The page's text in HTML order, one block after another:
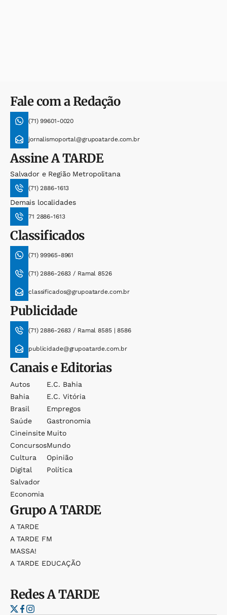
Fale com a Redação
(71) 99601-0020
jornalismoportal@grupoatarde.com.br
AssineA TARDE
Salvador e Região Metropolitana
(71) 2886-1613
Demais localidades
71 2886-1613
Classificados
(71) 99965-8961
(71) 2886-2683 / Ramal 8526
classificados@grupoatarde.com.br
Publicidade
(71) 2886-2683 / Ramal 8585 | 8586
publicidade@grupoatarde.com.br
Canais e Editorias
Autos
Bahia
Brasil
Saúde
Cineinsite
Concursos
Cultura
Digital
Salvador
Economia
E.c. Bahia
E.c. Vitória
Empregos
Gastronomia
Muito
Mundo
Opinião
Política
GrupoA TARDE
A TARDE
A TARDE FM
MASSA!
A TARDE EDUCAÇÃO
RedesA TARDE